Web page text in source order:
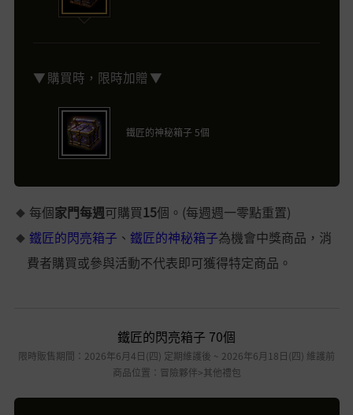
▼ 購買時，限時加贈 ▼
鐵匠的神秘箱子 5個
每個家門每週可購買15個。(每週週一零點重置)
鐵匠的閃亮箱子 、 鐵匠的神秘箱子為機會中獎商品，消
費者購買或參與活動不代表即可獲得特定商品。
鐵匠的閃亮箱子 70個
限時販售期間：2026年6月4日(四) 定期維護後 ~ 2026年6月18日(四) 維護前
商品位置：冒險夥伴>其他禮包